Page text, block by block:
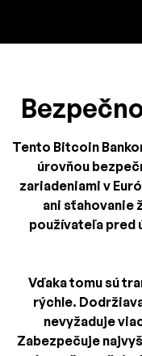
Tento Bitcoin
úrovňou
zariadeniami v
ani sťahovanie
používateľa pred
Vďaka tomu sú
rýchle.
nevyžaduje
Zabezpečuje